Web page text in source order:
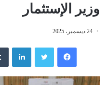
وزير الإستثمار
24 ديسمبر، 2025
فيسبوك لينكدإن